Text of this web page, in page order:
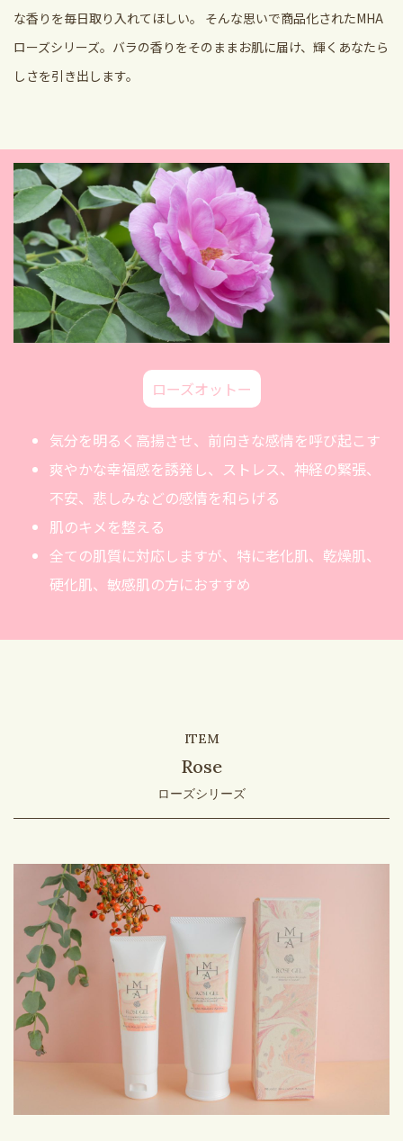
な香りを毎日取り入れてほしい。
そんな思いで商品化されたMHA
ローズシリーズ。バラの香りをそのままお肌に届け、輝くあなたら
しさを引き出します。
ローズオットー
気分を明るく高揚させ、前向きな感情を呼び起こす
爽やかな幸福感を誘発し、ストレス、神経の緊張、
不安、悲しみなどの感情を和らげる
肌のキメを整える
全ての肌質に対応しますが、特に老化肌、乾燥肌、
硬化肌、敏感肌の方におすすめ
ITEM
Rose
ローズシリーズ